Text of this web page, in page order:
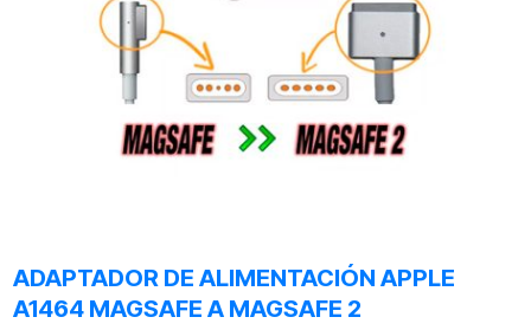
ADAPTADOR DE ALIMENTACIÓN APPLE
A1464 MAGSAFE A MAGSAFE 2